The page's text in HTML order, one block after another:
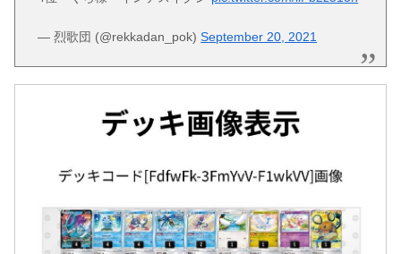
— 烈歌団 (@rekkadan_pok)September 20, 2021